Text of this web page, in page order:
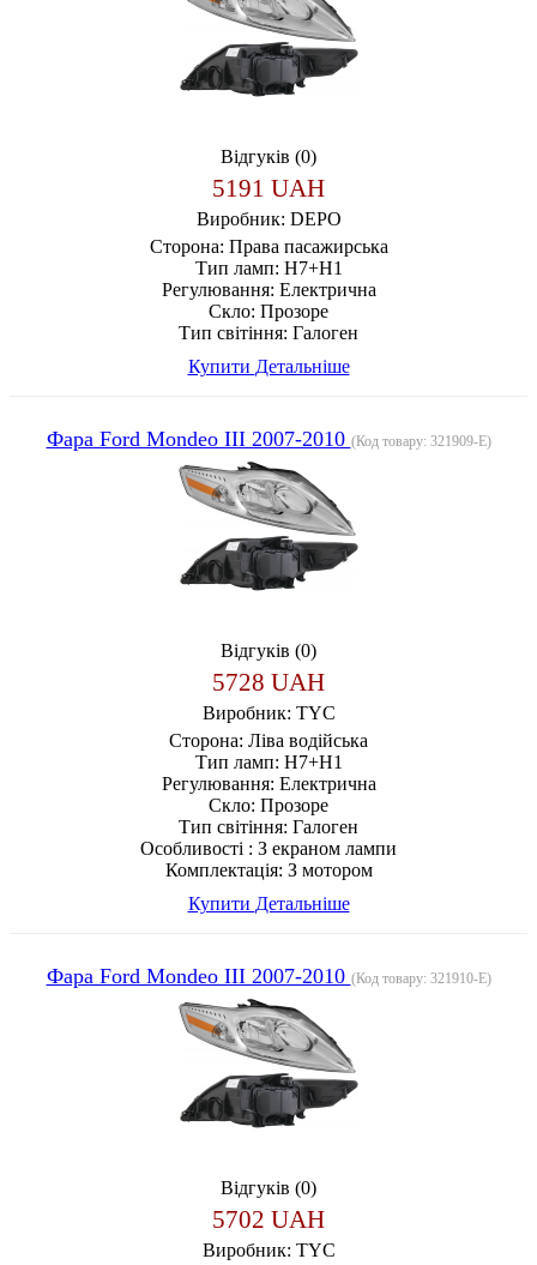
Відгуків (0)
5191 UAH
Виробник: DEPO
Сторона: Права пасажирська
Тип ламп: H7+H1
Регулювання: Електрична
Скло: Прозоре
Тип світіння: Галоген
Купити Детальніше
Фара Ford Mondeo III 2007-2010 (Код товару: 321909-E)
Відгуків (0)
5728 UAH
Виробник: TYC
Сторона: Ліва водійська
Тип ламп: H7+H1
Регулювання: Електрична
Скло: Прозоре
Тип світіння: Галоген
Особливості : З екраном лампи
Комплектація: З мотором
Купити Детальніше
Фара Ford Mondeo III 2007-2010 (Код товару: 321910-E)
Відгуків (0)
5702 UAH
Виробник: TYC